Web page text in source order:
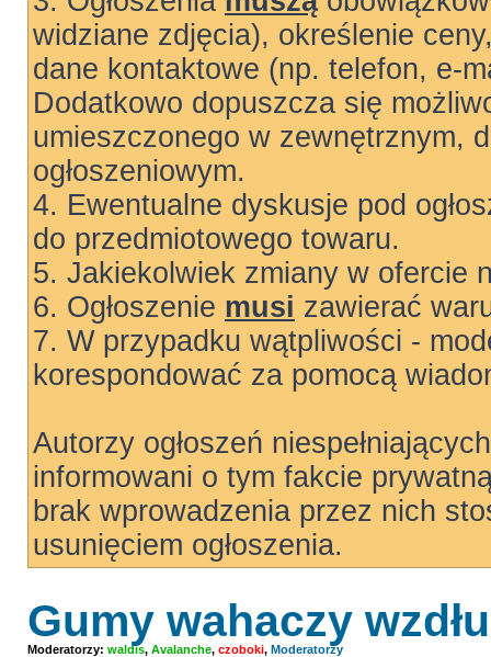
widziane zdjęcia), określenie
dane kontaktowe (np. telefon, e-
Dodatkowo dopuszcza się
umieszczonego w zewnętrznym,
ogłoszeniowym.
4. Ewentualne dyskusje pod
do przedmiotowego towaru.
5. Jakiekolwiek zmiany w ofercie
6. Ogłoszenie musi zawierać
7. W przypadku wątpliwości -
korespondować za pomocą
Autorzy ogłoszeń
informowani o tym fakcie
brak wprowadzenia przez nich
usunięciem ogłoszenia.
Gumy wahaczy
Moderatorzy: waldis, Avalanche, czoboki, Moderatorzy